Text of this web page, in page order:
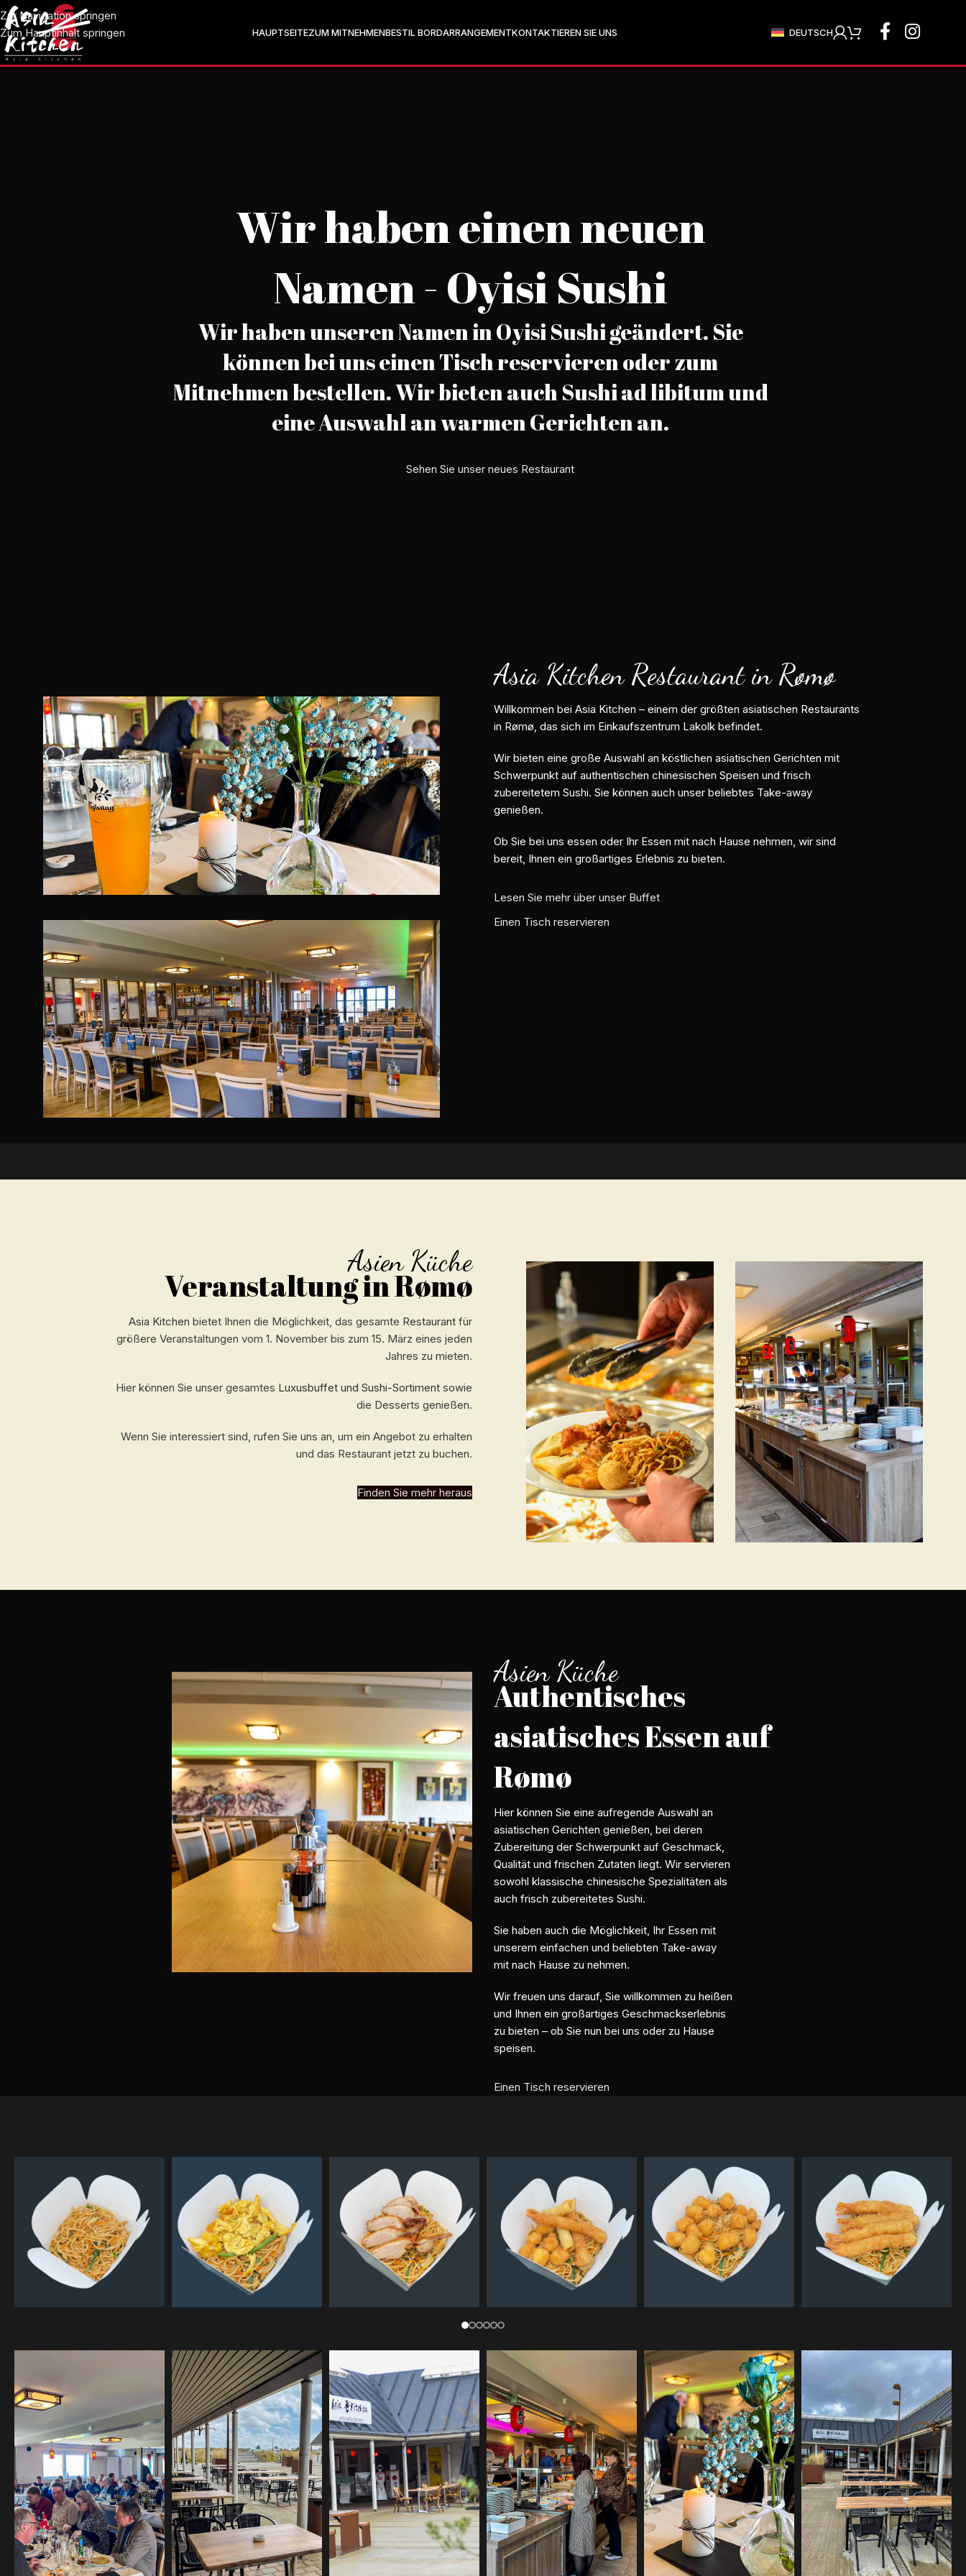
Zur Navigation springen
Zum Hauptinhalt springen
HAUPTSEITEZUM MITNEHMENBESTIL BORDARRANGEMENTKONTAKTIEREN SIE UNS DEUTSCH
Wir haben einen neuen
Namen - Oyisi Sushi
Wir haben unseren Namen in Oyisi Sushi geändert. Sie
können bei uns einen Tisch reservieren oder zum
Mitnehmen bestellen. Wir bieten auch Sushi ad libitum und
eine Auswahl an warmen Gerichten an.
Sehen Sie unser neues Restaurant
Asia Kitchen Restaurant in Rømø
Willkommen bei Asia Kitchen – einem der größten asiatischen Restaurants
in Rømø, das sich im Einkaufszentrum Lakolk befindet.
Wir bieten eine große Auswahl an köstlichen asiatischen Gerichten mit
Schwerpunkt auf authentischen chinesischen Speisen und frisch
zubereitetem Sushi. Sie können auch unser beliebtes Take-away
genießen.
Ob Sie bei uns essen oder Ihr Essen mit nach Hause nehmen, wir sind
bereit, Ihnen ein großartiges Erlebnis zu bieten.
Lesen Sie mehr über unser Buffet
Einen Tisch reservieren
Asien Küche
Veranstaltung in Rømø
Asia Kitchen bietet Ihnen die Möglichkeit, das gesamte Restaurant für
größere Veranstaltungen vom 1. November bis zum 15. März eines jeden
Jahres zu mieten.
Hier können Sie unser gesamtes Luxusbuffet und Sushi-Sortiment sowie
die Desserts genießen.
Wenn Sie interessiert sind, rufen Sie uns an, um ein Angebot zu erhalten
und das Restaurant jetzt zu buchen.
Finden Sie mehr heraus
Asien Küche
Authentisches
asiatisches Essen auf
Rømø
Hier können Sie eine aufregende Auswahl an
asiatischen Gerichten genießen, bei deren
Zubereitung der Schwerpunkt auf Geschmack,
Qualität und frischen Zutaten liegt. Wir servieren
sowohl klassische chinesische Spezialitäten als
auch frisch zubereitetes Sushi.
Sie haben auch die Möglichkeit, Ihr Essen mit
unserem einfachen und beliebten Take-away
mit nach Hause zu nehmen.
Wir freuen uns darauf, Sie willkommen zu heißen
und Ihnen ein großartiges Geschmackserlebnis
zu bieten – ob Sie nun bei uns oder zu Hause
speisen.
Einen Tisch reservieren